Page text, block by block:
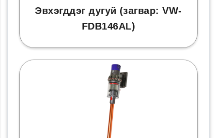
Эвхэгддэг дугуй (загвар: VW-
FDB146AL)